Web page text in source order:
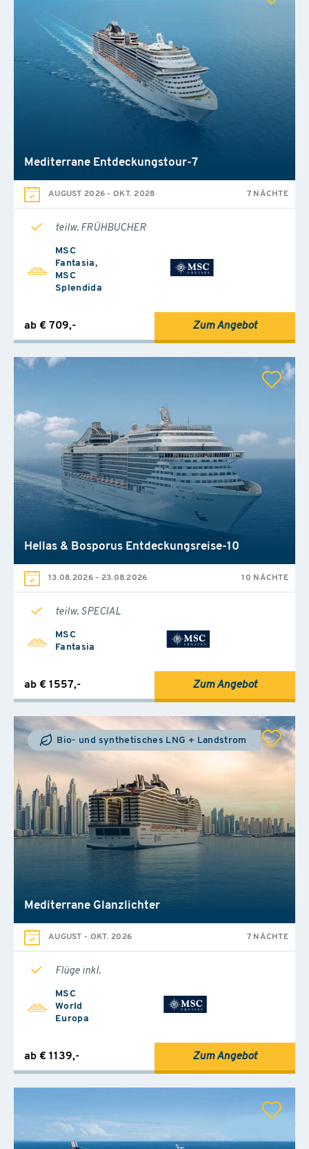
Mediterrane Entdeckungstour-7
AUGUST 2026 -OKT. 2028 7 NÄCHTE
teilw. FRÜHBUCHER
MSC
Fantasia,
MSC
Splendida
ab € 709,- Zum Angebot
Hellas & Bosporus Entdeckungsreise-10
13.08.2026- 23.08.2026 10 NÄCHTE
teilw. SPECIAL
MSC
Fantasia
ab € 1557,- Zum Angebot
Bio- und synthetisches LNG + Landstrom
Mediterrane Glanzlichter
AUGUST - OKT. 2026 7 NÄCHTE
Flüge inkl.
MSC
World
Europa
ab € 1139,- Zum Angebot